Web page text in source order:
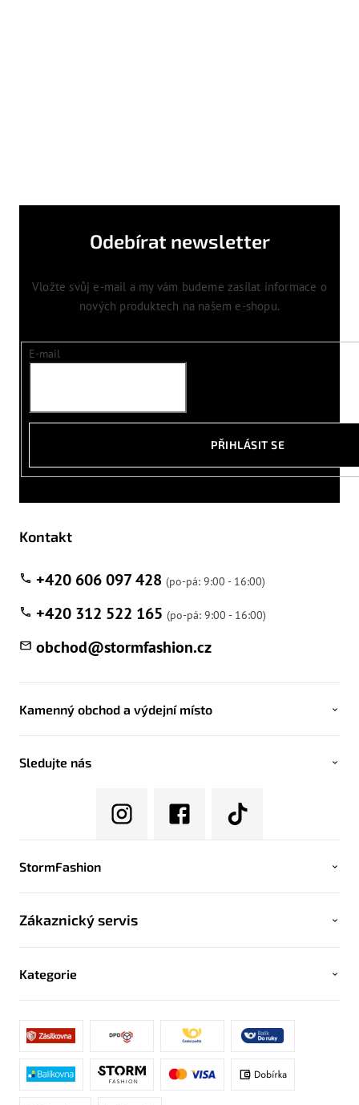
Odebírat newsletter
Vložte svůj e-mail a my vám budeme zasílat informace o
nových produktech na našem e-shopu.
E-mail
PŘIHLÁSIT SE
Kontakt
obchod@stormfashion.cz
+420 606 097 428
+420 312 522 165
Kamenný obchod a výdejní místo
Sledujte nás
StormFashion
Zákaznický servis
Kategorie